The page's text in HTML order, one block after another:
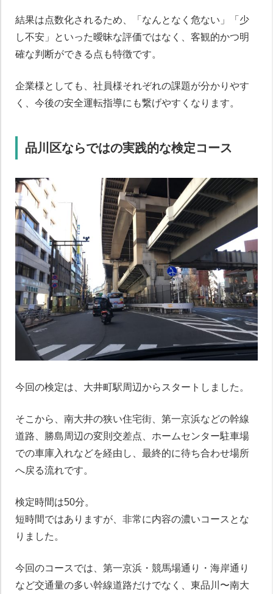
結果は点数化されるため、「なんとなく危ない」「少
し不安」といった曖昧な評価ではなく、客観的かつ明
確な判断ができる点も特徴です。
企業様としても、社員様それぞれの課題が分かりやす
く、今後の安全運転指導にも繋げやすくなります。
品川区ならではの実践的な検定コース
今回の検定は、大井町駅周辺からスタートしました。
そこから、南大井の狭い住宅街、第一京浜などの幹線
道路、勝島周辺の変則交差点、ホームセンター駐車場
での車庫入れなどを経由し、最終的に待ち合わせ場所
へ戻る流れです。
検定時間は50分。
短時間ではありますが、非常に内容の濃いコースとな
りました。
今回のコースでは、第一京浜・競馬場通り・海岸通り
など交通量の多い幹線道路だけでなく、東品川〜南大